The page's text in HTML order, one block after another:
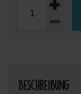
Beschreibung